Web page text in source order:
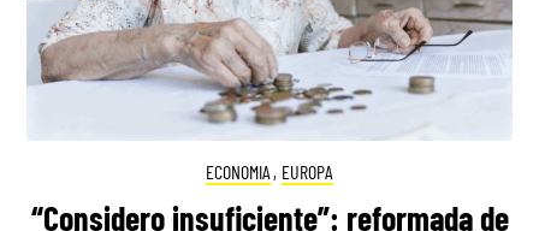
ECONOMIA , EUROPA
“Considero insuficiente”: reformada de